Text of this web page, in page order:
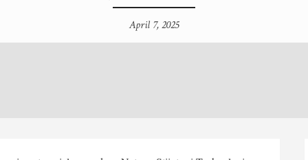
April 7, 2025